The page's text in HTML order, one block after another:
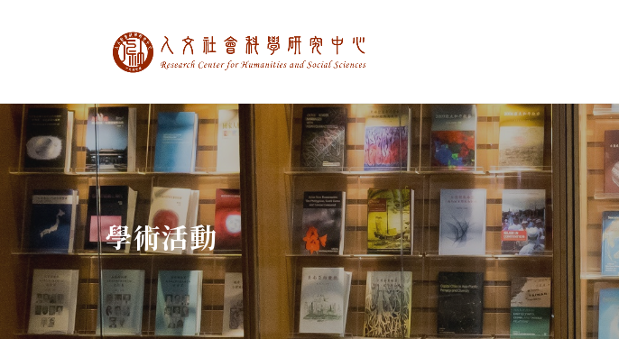
中央研究院人文社會科學研究中心
學術活動